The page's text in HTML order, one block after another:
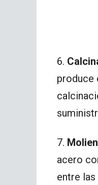
6.
produce
7.
acero
entre